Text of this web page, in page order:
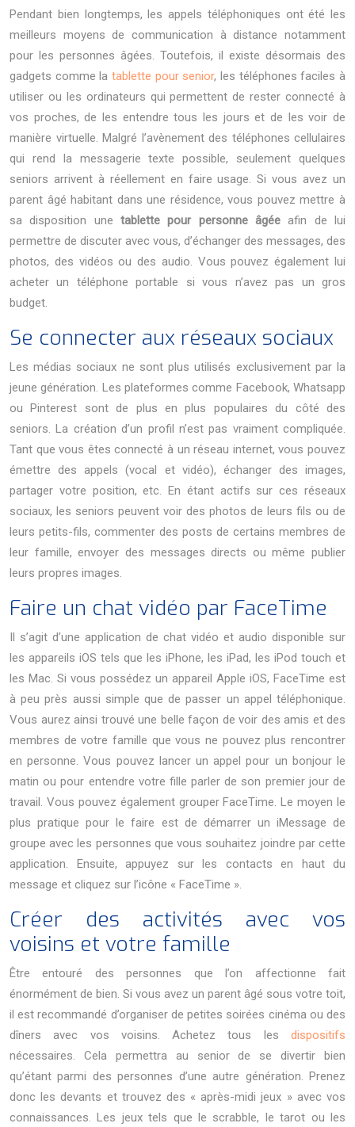
Pendant bien longtemps, les appels téléphoniques ont été les
meilleurs moyens de communication à distance notamment
pour les personnes âgées. Toutefois, il existe désormais des
gadgets comme la tablette pour senior, les téléphones faciles à
utiliser ou les ordinateurs qui permettent de rester connecté à
vos proches, de les entendre tous les jours et de les voir de
manière virtuelle. Malgré l’avènement des téléphones cellulaires
qui rend la messagerie texte possible, seulement quelques
seniors arrivent à réellement en faire usage. Si vous avez un
parent âgé habitant dans une résidence, vous pouvez mettre à
sa disposition une tablette pour personne âgée afin de lui
permettre de discuter avec vous, d’échanger des messages, des
photos, des vidéos ou des audio. Vous pouvez également lui
acheter un téléphone portable si vous n’avez pas un gros
budget.
Se connecter aux réseaux sociaux
Les médias sociaux ne sont plus utilisés exclusivement par la
jeune génération. Les plateformes comme Facebook, Whatsapp
ou Pinterest sont de plus en plus populaires du côté des
seniors. La création d’un profil n’est pas vraiment compliquée.
Tant que vous êtes connecté à un réseau internet, vous pouvez
émettre des appels (vocal et vidéo), échanger des images,
partager votre position, etc.En étant actifs sur ces réseaux
sociaux, les seniors peuvent voir des photos de leurs fils ou de
leurs petits-fils, commenter des posts de certains membres de
leur famille, envoyer des messages directs ou même publier
leurs propres images.
Faire un chat vidéo par FaceTime
Il s’agit d’une application de chat vidéo et audio disponible sur
les appareils iOS tels que les iPhone, les iPad, les iPod touch et
les Mac. Si vous possédez un appareil Apple iOS, FaceTime est
à peu près aussi simple que de passer un appel téléphonique.
Vous aurez ainsi trouvé une belle façon de voir des amis et des
membres de votre famille que vous ne pouvez plus rencontrer
en personne. Vous pouvez lancer un appel pour un bonjour le
matin ou pour entendre votre fille parler de son premier jour de
travail. Vous pouvez également grouper FaceTime. Le moyen le
plus pratique pour le faire est de démarrer un iMessage de
groupe avec les personnes que vous souhaitez joindre par cette
application. Ensuite, appuyez sur les contacts en haut du
message et cliquez sur l’icône « FaceTime ».
Créer des activités avec vos
voisins et votre famille
Être entouré des personnes que l’on affectionne fait
énormément de bien. Si vous avez un parent âgé sous votre toit,
il est recommandé d’organiser de petites soirées cinéma ou des
dîners avec vos voisins. Achetez tous les dispositifs
nécessaires. Cela permettra au senior de se divertir bien
qu’étant parmi des personnes d’une autre génération. Prenez
donc les devants et trouvez des « après-midi jeux » avec vos
connaissances. Les jeux tels que le scrabble, le tarot ou les